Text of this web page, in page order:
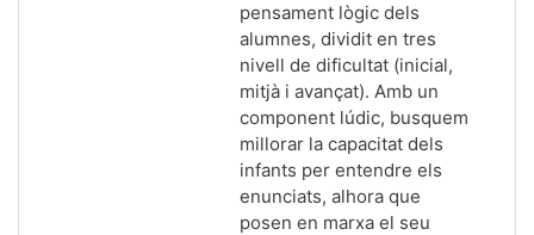
pensament lògic dels
alumnes, dividit en tres
nivell de dificultat (inicial,
mitjà i avançat). Amb un
component lúdic, busquem
millorar la capacitat dels
infants per entendre els
enunciats, alhora que
posen en marxa el seu